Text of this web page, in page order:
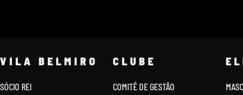
VILA BELMIRO
SÓCIO REI
CLUBE
COMITÊ DE GESTÃO